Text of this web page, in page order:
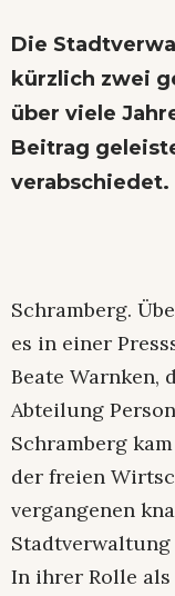
Die
kürzlich zwei
über viele
Beitrag
verabschiedet.
Schramberg.
es in einer
Beate Warnken,
Abteilung
Schramberg
der freien
vergangenen
In ihrer Rolle